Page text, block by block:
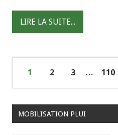
LIRE LA SUITE...
1 2 3 … 110
MOBILISATION PLUI